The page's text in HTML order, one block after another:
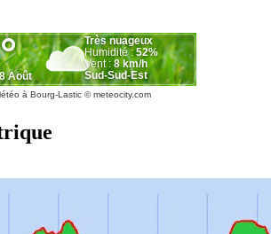
à Bourg-Lastic© meteocity.com